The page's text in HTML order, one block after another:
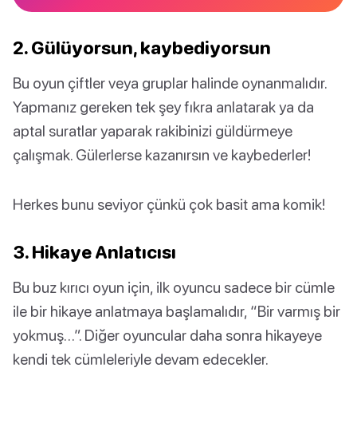
2. Gülüyorsun, kaybediyorsun
Bu oyun çiftler veya gruplar halinde oynanmalıdır.
Yapmanız gereken tek şey fıkra anlatarak ya da
aptal suratlar yaparak rakibinizi güldürmeye
çalışmak. Gülerlerse kazanırsın ve kaybederler!
Herkes bunu seviyor çünkü çok basit ama komik!
3. Hikaye Anlatıcısı
Bu buz kırıcı oyun için, ilk oyuncu sadece bir cümle
ile bir hikaye anlatmaya başlamalıdır, “Bir varmış bir
yokmuş…”. Diğer oyuncular daha sonra hikayeye
kendi tek cümleleriyle devam edecekler.